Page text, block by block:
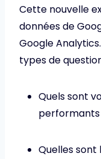
Cette nouvelle
données de
Google
types de
Quels sont
performants
Quelles